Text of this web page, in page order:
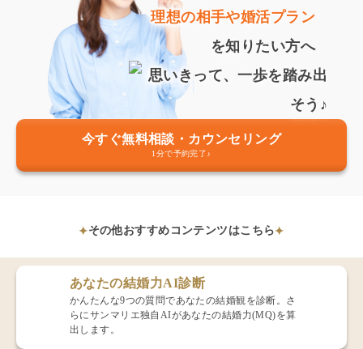
理想の相手や婚活プラン
を知りたい方へ
今すぐ無料相談・カウンセリング
1分で予約完了♪
その他おすすめコンテンツはこちら
あなたの結婚力AI診断
かんたんな9つの質問であなたの結婚観を診断。さ
らにサンマリエ独自AIがあなたの結婚力(MQ)を算
出します。